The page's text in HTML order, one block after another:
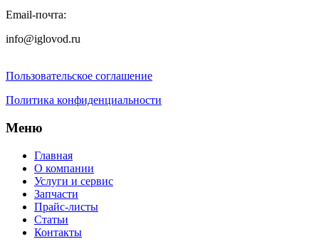
Email-почта:
info@iglovod.ru
Пользовательское соглашение
Политика конфиденциальности
Меню
Главная
О компании
Услуги и сервис
Запчасти
Прайс-листы
Статьи
Контакты